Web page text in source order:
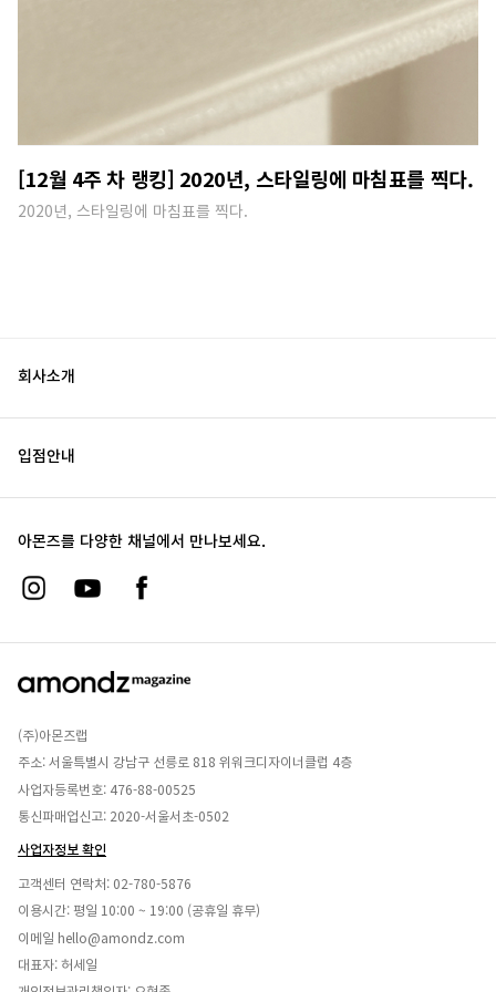
[12월 4주 차 랭킹] 2020년, 스타일링에 마침표를 찍다.
2020년, 스타일링에 마침표를 찍다.
회사소개
입점안내
아몬즈를 다양한 채널에서 만나보세요.
(주)아몬즈랩
주소: 서울특별시 강남구 선릉로 818 위워크디자이너클럽 4층
사업자등록번호: 476-88-00525
통신파매업신고: 2020-서울서초-0502
사업자정보 확인
고객센터 연락처: 02-780-5876
이용시간: 평일 10:00 ~ 19:00 (공휴일 휴무)
이메일 hello@amondz.com
대표자: 허세일